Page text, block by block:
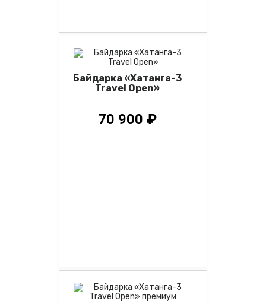
Байдарка «Хатанга-3
Travel Open»
70 900 ₽